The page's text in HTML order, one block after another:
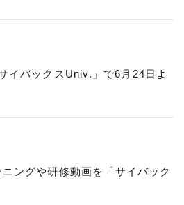
イバックスUniv.」で6月24日よ
ングや研修動画を「サイバック